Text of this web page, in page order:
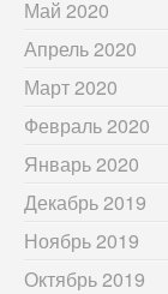
Май 2020
Апрель 2020
Март 2020
Февраль 2020
Январь 2020
Декабрь 2019
Ноябрь 2019
Октябрь 2019